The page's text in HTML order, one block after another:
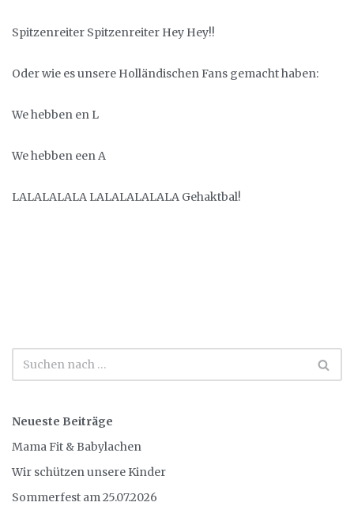
Spitzenreiter Spitzenreiter Hey Hey!!
Oder wie es unsere Holländischen Fans gemacht haben:
We hebben en L
We hebben een A
LALALALALA LALALALALALA Gehaktbal!
Neueste Beiträge
Mama Fit & Babylachen
Wir schützen unsere Kinder
Sommerfest am 25.07.2026